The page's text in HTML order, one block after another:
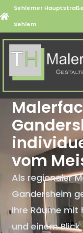
Sehlemer Hauptstraße
Sehlem
vom
Als regionaler
Gandersheim
Ihre Räume mit
und einem